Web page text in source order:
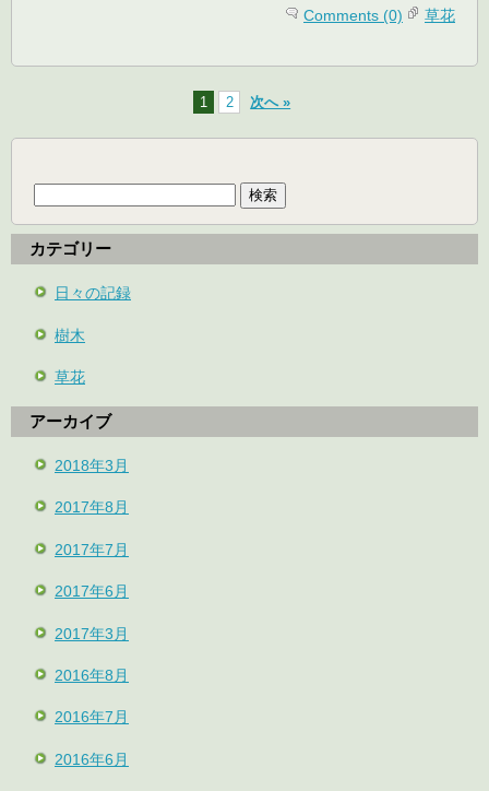
Comments (0) 草花
1 2 次へ »
カテゴリー
日々の記録
樹木
草花
アーカイブ
2018年3月
2017年8月
2017年7月
2017年6月
2017年3月
2016年8月
2016年7月
2016年6月